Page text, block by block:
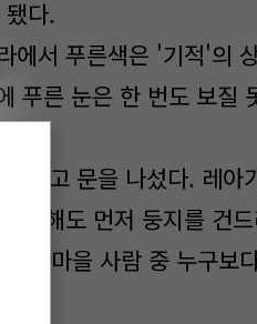
다.
에서 푸른색은 '기적'의
푸른 눈은 한 번도 보질
끼고 문을 나섰다. 레아
는 해도 먼저 둥지를 건
는 마을 사람 중 누구보